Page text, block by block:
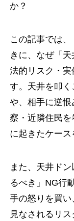
か？
この記事では
きに、なぜ「
法的リスク・実
す。天井を叩
や、相手に逆
察・近隣住民
に起きたケース
また、天井ド
るべき」NG行
手の怒りを買い
見なされるリ